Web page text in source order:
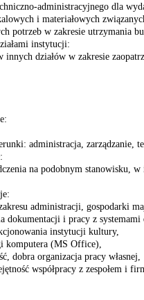
administracyjnego dla
i materiałowych
potrzeb w zakresie utrzymania
instytucji:
innych działów w zakresie
administracja, zarządzanie,
na podobnym stanowisku,
administracji, gospodarki
dokumentacji i pracy z
instytucji kultury,
komputera (MS Office),
dobra organizacja pracy własnej,
współpracy z zespołem i